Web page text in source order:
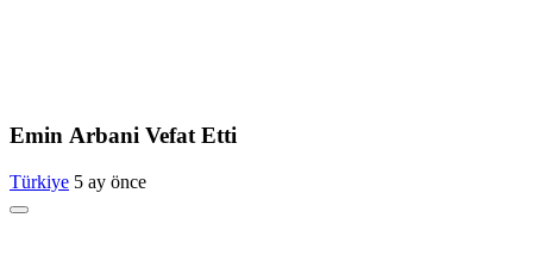
Emin Arbani Vefat Etti
Türkiye 5 ay önce